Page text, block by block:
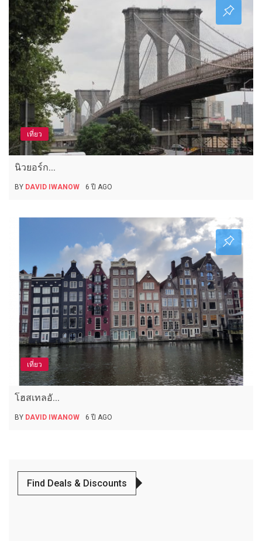
เที่ยว
นิวยอร์ก...
BY DAVID IWANOW 6 ปี AGO
เที่ยว
โฮสเทลอั...
BY DAVID IWANOW 6 ปี AGO
Find Deals & Discounts